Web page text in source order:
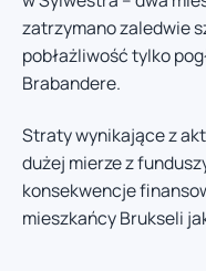
zatrzymano zaledwie
pobłażliwość tylko
Brabandere.
Straty wynikające z
dużej mierze z
konsekwencje
mieszkańcy Brukseli